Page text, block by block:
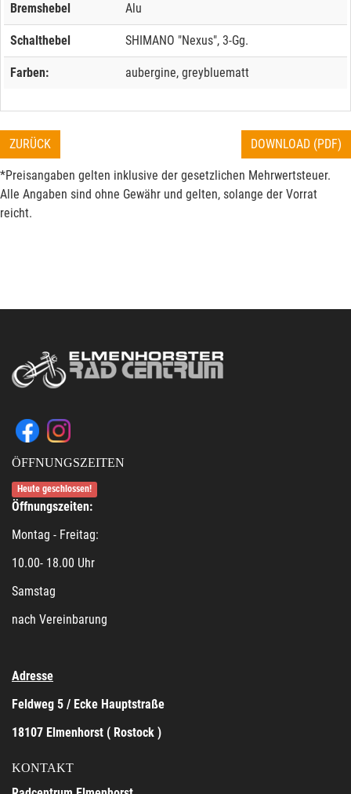
Bremshebel Alu
Schalthebel SHIMANO "Nexus", 3-Gg.
Farben: aubergine, greybluematt
ZURÜCK DOWNLOAD (PDF)
*Preisangaben gelten inklusive der gesetzlichen Mehrwertsteuer.
Alle Angaben sind ohne Gewähr und gelten, solange der Vorrat
reicht.
ÖFFNUNGSZEITEN
Heute geschlossen!
Öffnungszeiten:
Montag - Freitag:
10.00- 18.00 Uhr
Samstag
nach Vereinbarung
Adresse
Feldweg 5 / Ecke Hauptstraße
18107 Elmenhorst ( Rostock )
KONTAKT